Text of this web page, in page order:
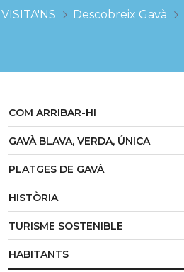
VISITA'NS Descobreix Gavà
COM ARRIBAR-HI
GAVÀ BLAVA, VERDA, ÚNICA
PLATGES DE GAVÀ
HISTÒRIA
TURISME SOSTENIBLE
HABITANTS